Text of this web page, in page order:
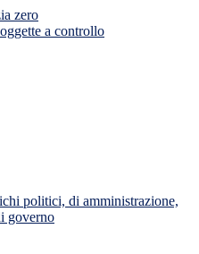
zero
a controllo
politici, di amministrazione,
governo